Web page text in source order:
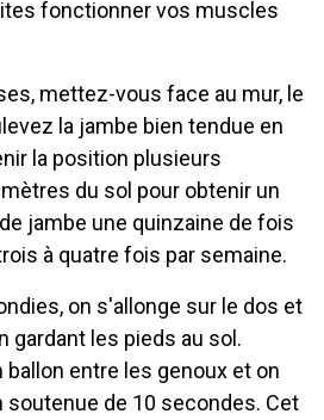
fonctionner vos muscles
mettez-vous face au mur, le
la jambe bien tendue en
la position plusieurs
du sol pour obtenir un
jambe une quinzaine de fois
à quatre fois par semaine.
on s'allonge sur le dos et
gardant les pieds au sol.
ballon entre les genoux et on
soutenue de 10 secondes. Cet